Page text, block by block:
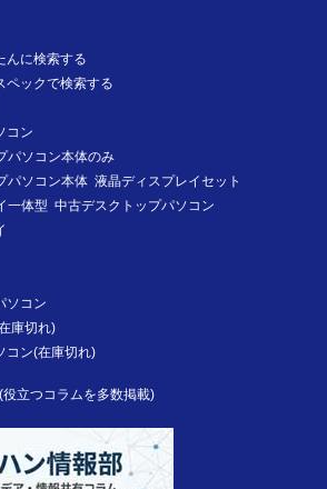
んに検索する
ペックで検索する
コン
パソコン本体のみ
パソコン本体 液晶ディスプレイセット
一体型 中古デスクトップパソコン
ソコン
庫切れ)
コン(在庫切れ)
立つコラムを多数掲載)